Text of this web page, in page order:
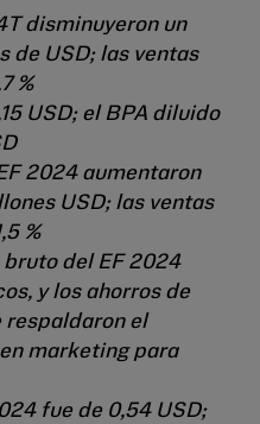
disminuyeron un
de USD; las ventas
%
USD; el BPA diluido
2024 aumentaron
USD; las ventas
%
del EF 2024
y los ahorros de
respaldaron el
marketing para
fue de 0,54 USD;